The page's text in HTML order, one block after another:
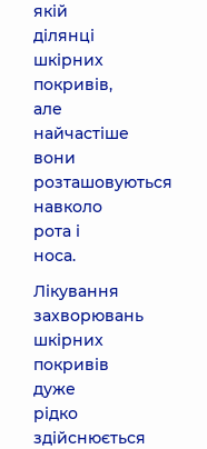
якій
ділянці
шкірних
покривів,
але
найчастіше
вони
розташовуються
навколо
рота і
носа.
Лікування
захворювань
шкірних
покривів
дуже
рідко
здійснюється